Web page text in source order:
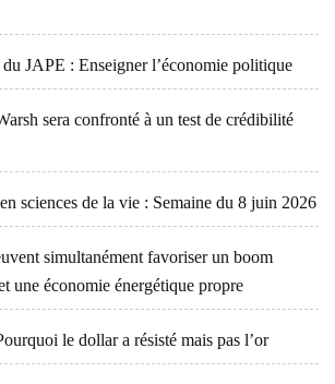
JAPE : Enseigner l’économie politique
sera confronté à un test de crédibilité
sciences de la vie : Semaine du 8 juin 2026
simultanément favoriser un boom
une économie énergétique propre
le dollar a résisté mais pas l’or